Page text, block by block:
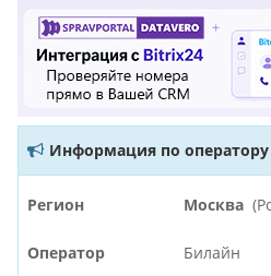
Информация по оператору
Регион Москва
Оператор Билайн